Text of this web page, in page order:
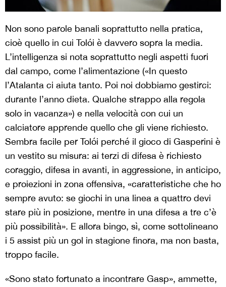
Non sono parole banali soprattutto nella pratica,
cioè quello in cui Tolói è davvero sopra la media.
L’intelligenza si nota soprattutto negli aspetti fuori
dal campo, come l’alimentazione («In questo
l’Atalanta ci aiuta tanto. Poi noi dobbiamo gestirci:
durante l’anno dieta. Qualche strappo alla regola
solo in vacanza») e nella velocità con cui un
calciatore apprende quello che gli viene richiesto.
Sembra facile per Tolói perché il gioco di Gasperini è
un vestito su misura: ai terzi di difesa è richiesto
coraggio, difesa in avanti, in aggressione, in anticipo,
e proiezioni in zona offensiva, «caratteristiche che ho
sempre avuto: se giochi in una linea a quattro devi
stare più in posizione, mentre in una difesa a tre c’è
più possibilità». E allora bingo, sì, come sottolineano
i 5 assist più un gol in stagione finora, ma non basta,
troppo facile.
«Sono stato fortunato a incontrare Gasp», ammette,